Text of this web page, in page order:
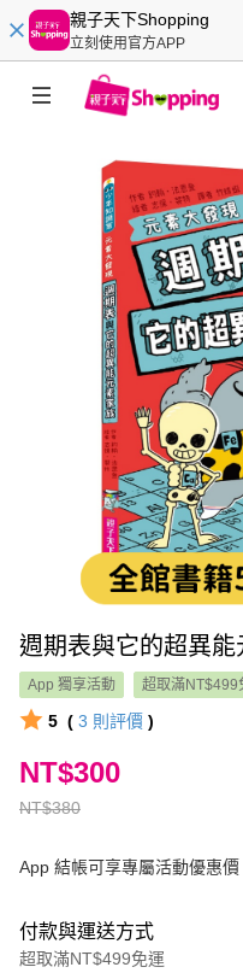
親子天下Shopping
立刻使用官方APP
週期表與它的超異能
App 獨享活動 超取滿NT$499
5 ( 3 則評價 )
NT$380
NT$300
App 結帳可享專屬活動優惠價
付款與運送方式
超取滿NT$499免運